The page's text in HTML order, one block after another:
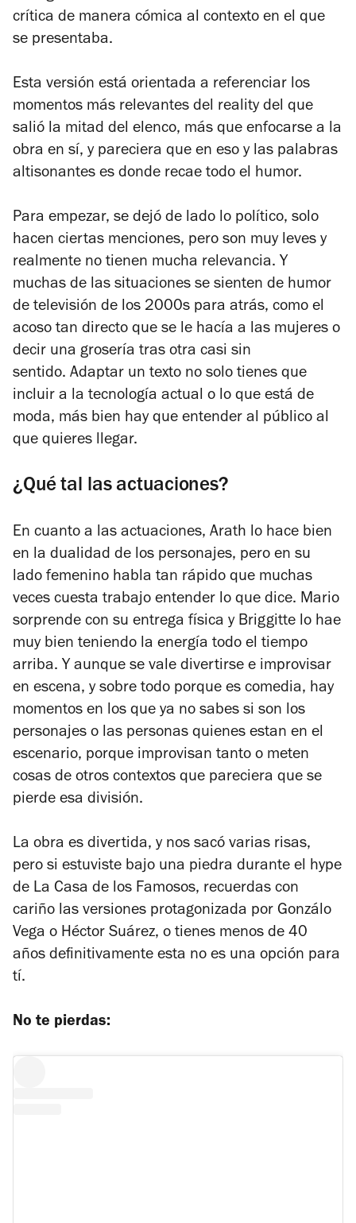
crítica de manera cómica al contexto en el que
se presentaba.
Esta versión está orientada a referenciar los
momentos más relevantes del reality del que
salió la mitad del elenco, más que enfocarse a la
obra en sí, y pareciera que en eso y las palabras
altisonantes es donde recae todo el humor.
Para empezar, se dejó de lado lo político, solo
hacen ciertas menciones, pero son muy leves y
realmente no tienen mucha relevancia. Y
muchas de las situaciones se sienten de humor
de televisión de los 2000s para atrás, como el
acoso tan directo que se le hacía a las mujeres o
decir una grosería tras otra casi sin
sentido. Adaptar un texto no solo tienes que
incluir a la tecnología actual o lo que está de
moda, más bien hay que entender al público al
que quieres llegar.
¿Qué tal las actuaciones?
En cuanto a las actuaciones, Arath lo hace bien
en la dualidad de los personajes, pero en su
lado femenino habla tan rápido que muchas
veces cuesta trabajo entender lo que dice. Mario
sorprende con su entrega física y Briggitte lo hae
muy bien teniendo la energía todo el tiempo
arriba. Y aunque se vale divertirse e improvisar
en escena, y sobre todo porque es comedia, hay
momentos en los que ya no sabes si son los
personajes o las personas quienes estan en el
escenario, porque improvisan tanto o meten
cosas de otros contextos que pareciera que se
pierde esa división.
La obra es divertida, y nos sacó varias risas,
pero si estuviste bajo una piedra durante el hype
de La Casa de los Famosos, recuerdas con
cariño las versiones protagonizada por Gonzálo
Vega o Héctor Suárez, o tienes menos de 40
años definitivamente esta no es una opción para
tí.
No te pierdas: